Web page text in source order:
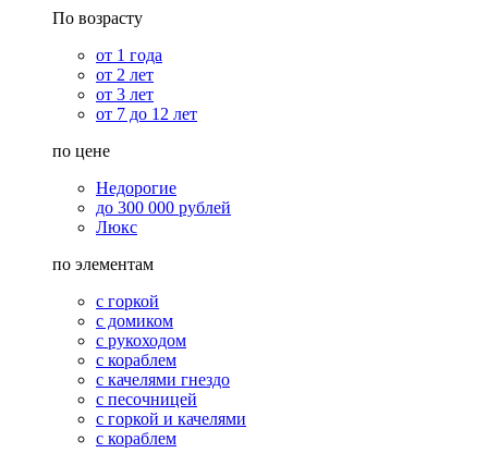
По возрасту
от 1 года
от 2 лет
от 3 лет
от 7 до 12 лет
по цене
Недорогие
до 300 000 рублей
Люкс
по элементам
с горкой
с домиком
с рукоходом
с кораблем
с качелями гнездо
с песочницей
с горкой и качелями
с кораблем